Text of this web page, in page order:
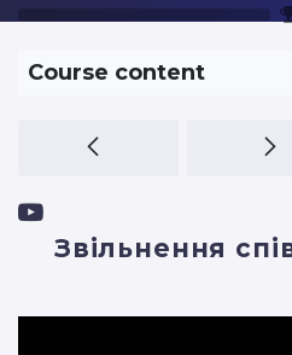
Course content